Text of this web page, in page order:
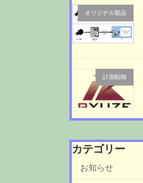
オリジナル製品
計測制御
カテゴリー
お知らせ